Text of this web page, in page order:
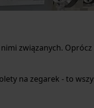
związanych.
na zegarek - to